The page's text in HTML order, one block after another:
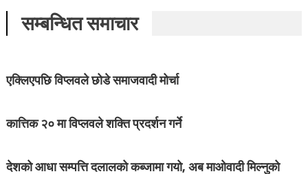
सम्बन्धित समाचार
एक्लिएपछि विप्लवले छोडे समाजवादी मोर्चा
कात्तिक २० मा विप्लवले शक्ति प्रदर्शन गर्ने
देशको आधा सम्पत्ति दलालको कब्जामा गयो, अब माओवादी मिल्नुको